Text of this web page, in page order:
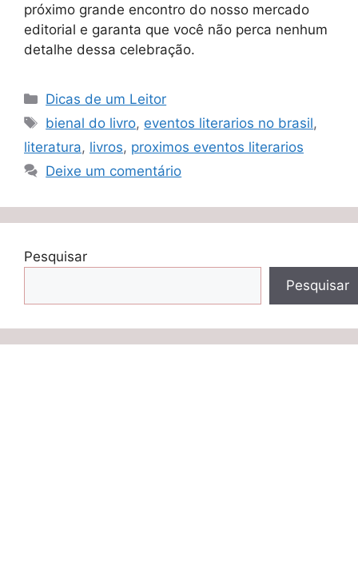
próximo grande encontro do nosso mercado
editorial e garanta que você não perca nenhum
detalhe dessa celebração.
Categorias
Dicas de um Leitor
Tags
bienal do livro, eventos literarios no brasil,
literatura, livros, proximos eventos literarios
Deixe um comentário
Pesquisar
Pesquisar